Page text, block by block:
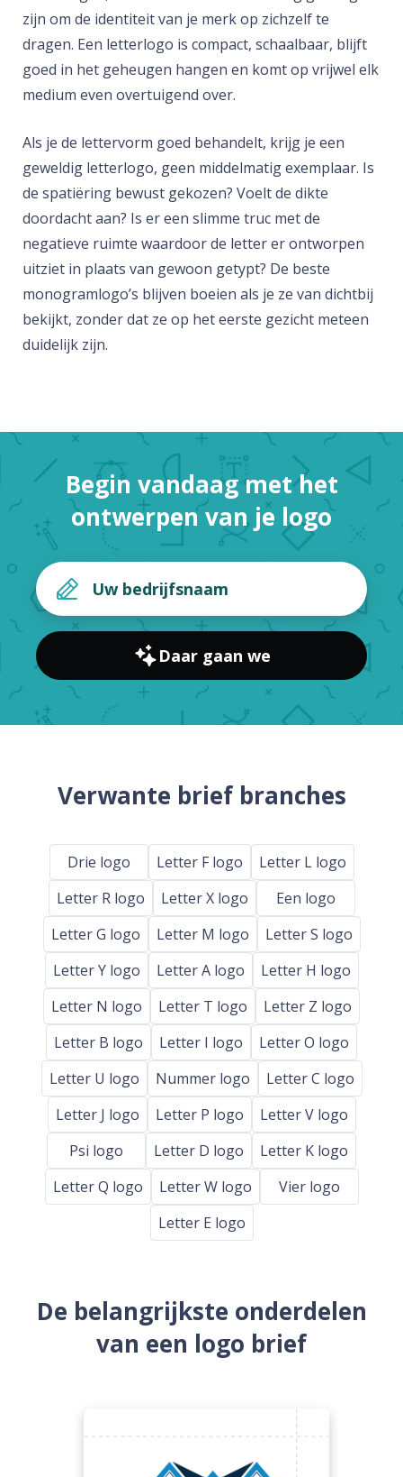
zijn om de identiteit van je merk op zichzelf te
dragen. Een letterlogo is compact, schaalbaar, blijft
goed in het geheugen hangen en komt op vrijwel elk
medium even overtuigend over.
Als je de lettervorm goed behandelt, krijg je een
geweldig letterlogo, geen middelmatig exemplaar. Is
de spatiëring bewust gekozen? Voelt de dikte
doordacht aan? Is er een slimme truc met de
negatieve ruimte waardoor de letter er ontworpen
uitziet in plaats van gewoon getypt? De beste
monogramlogo’s blijven boeien als je ze van dichtbij
bekijkt, zonder dat ze op het eerste gezicht meteen
duidelijk zijn.
Begin vandaag met het
ontwerpen van je logo
Daar gaan we
Verwante brief branches
Drie logo Letter F logo
Letter L logo
Letter R logo
Letter X logo
Een logo
Letter G logo
Letter M logo
Letter S logo
Letter Y logo
Letter A logo
Letter H logo
Letter N logo
Letter T logo
Letter Z logo
Letter B logo
Letter I logo
Letter O logo
Letter U logo
Nummer logo
Letter C logo
Letter J logo
Letter P logo
Letter V logo
Psi logo
Letter D logo
Letter K logo
Letter Q logo
Letter W logo
Vier logo
Letter E logo
De belangrijkste onderdelen
van een logo brief